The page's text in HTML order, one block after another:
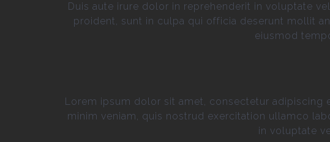
Duis aute irure dolor in reprehenderit in voluptate
proident, sunt in culpa qui officia deserunt mollit
eiusmod
Lorem ipsum dolor sit amet, consectetur
minim veniam, quis nostrud exercitation ullamco
in voluptate